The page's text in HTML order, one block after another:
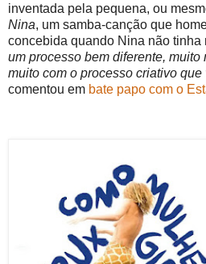
inventada pela pequena, ou
Nina, um samba-canção que
concebida quando Nina não tinha
um processo bem diferente,
muito com o processo criativo
comentou em bate papo com o